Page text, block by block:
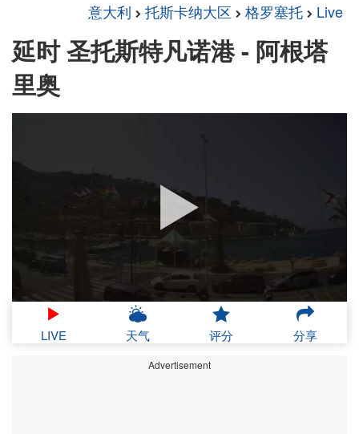
意大利 托斯卡纳大区 格罗塞托 Live
延时 圣托斯特凡诺港 - 阿根塔
里奥
LIVE 天气 评分 分享
Advertisement